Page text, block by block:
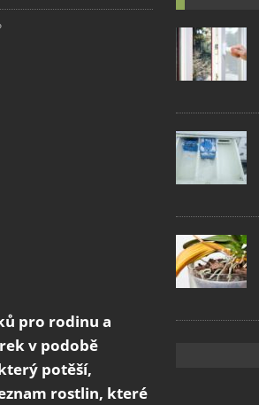
pro rodinu a
v podobě
potěší,
rostlin, které